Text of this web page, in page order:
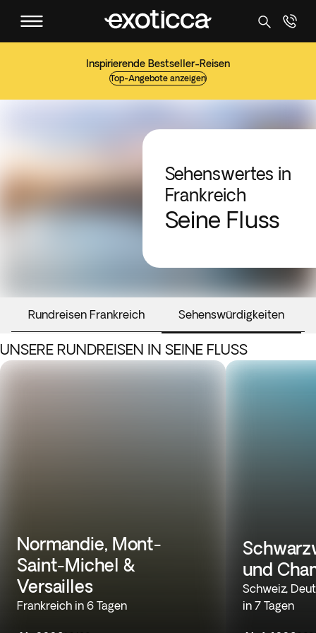
Inspirierende Bestseller-Reisen
Top-Angebote anzeigen
Sehenswertes in
Frankreich
Seine Fluss
Rundreisen Frankreich Sehenswürdigkeiten
UNSERE RUNDREISEN IN SEINE FLUSS
Normandie, Mont-
Saint-Michel &
Versailles
Frankreich in 6 Tagen
und
Schweiz,
in 7 Tagen